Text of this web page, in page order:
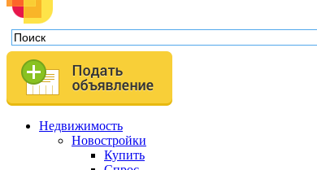
Недвижимость
Новостройки
Купить